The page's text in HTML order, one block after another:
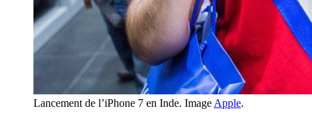
Lancement de l’iPhone 7 en Inde. Image Apple.